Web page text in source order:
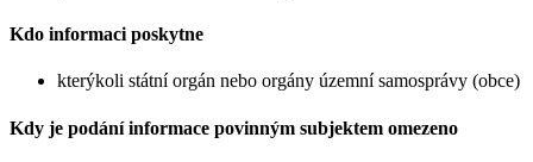
Kdo informaci poskytne
kterýkoli státní orgán nebo orgány územní samosprávy (obce)
Kdy je podání informace povinným subjektem omezeno